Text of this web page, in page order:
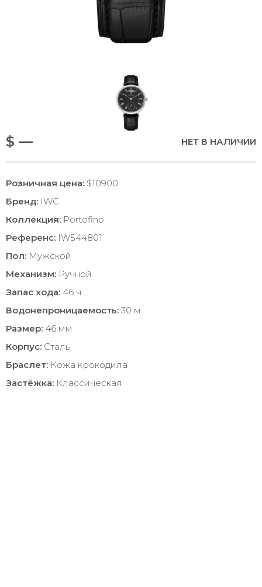
$ — НЕТ В НАЛИЧИИ
Розничная цена: $10900
Бренд: IWC
Коллекция: Portofino
Референс: IW544801
Пол: Мужской
Механизм: Ручной
Запас хода: 46 ч.
Водонепроницаемость: 30 м
Размер: 46 мм
Корпус: Сталь
Браслет: Кожа крокодила
Застёжка: Классическая